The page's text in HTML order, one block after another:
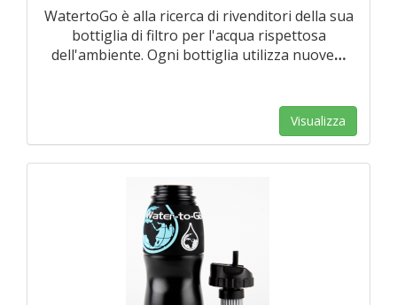
WatertoGo è alla ricerca di rivenditori della sua
bottiglia di filtro per l'acqua rispettosa
dell'ambiente. Ogni bottiglia utilizza nuove…
Visualizza